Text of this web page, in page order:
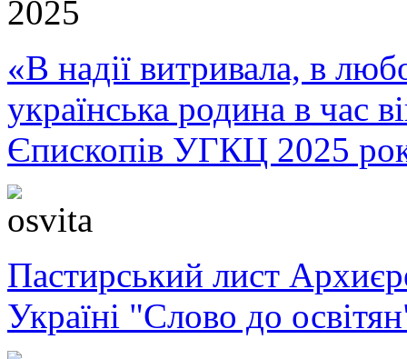
«В надії витривала, в
українська родина в час
Єпископів УГКЦ 2025
Пастирський лист
Україні "Слово до